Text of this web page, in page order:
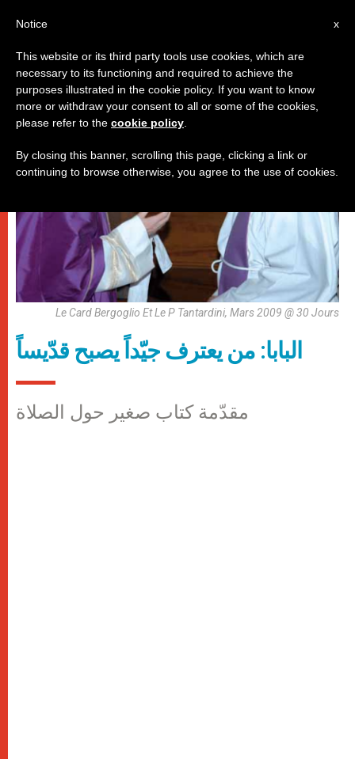
باباوات,فنّ وثقافة
Le Card Bergoglio Et Le P Tantardini, Mars 2009 @ 30 Jours
البابا: من يعترف جيّداً يصبح قدّيساً
مقدّمة كتاب صغير حول الصلاة
x
Notice
This website or its third party tools use cookies, which are
necessary to its functioning and required to achieve the
purposes illustrated in the cookie policy. If you want to know
more or withdraw your consent to all or some of the cookies,
please refer to the cookie policy
By closing this banner, scrolling this page, clicking a link or
continuing to browse otherwise, you agree to the use of cookies.